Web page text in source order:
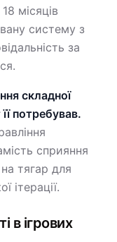
місяців
систему з
за
складної
потребував.
сприяння
тягар для
ітерації.
в ігрових